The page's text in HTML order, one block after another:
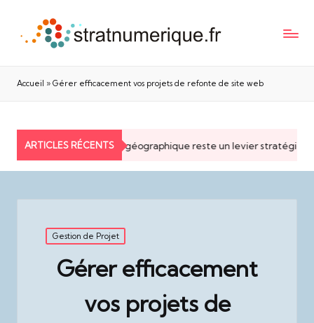
Accueil » Gérer efficacement vos projets de refonte de site web
ARTICLES RÉCENTS
Pourquoi la proximité géographique reste un levier stratégique
Posted
in
Gestion de Projet
Gérer efficacement
vos projets de